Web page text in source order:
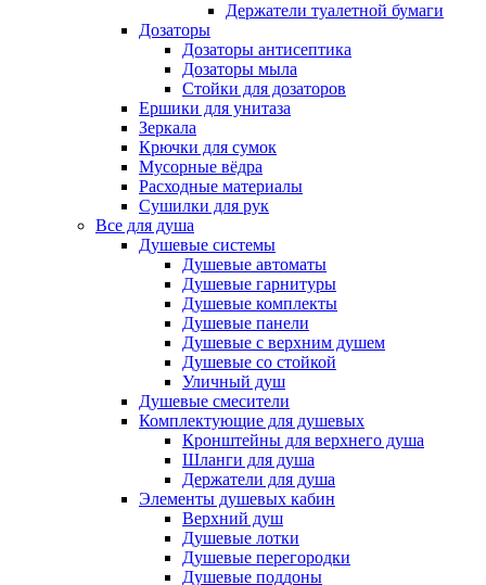
Держатели туалетной бумаги
Дозаторы
Дозаторы антисептика
Дозаторы мыла
Стойки для дозаторов
Ершики для унитаза
Зеркала
Крючки для сумок
Мусорные вёдра
Расходные материалы
Сушилки для рук
Все для душа
Душевые системы
Душевые автоматы
Душевые гарнитуры
Душевые комплекты
Душевые панели
Душевые с верхним душем
Душевые со стойкой
Уличный душ
Душевые смесители
Комплектующие для душевых
Кронштейны для верхнего душа
Шланги для душа
Держатели для душа
Элементы душевых кабин
Верхний душ
Душевые лотки
Душевые перегородки
Душевые поддоны